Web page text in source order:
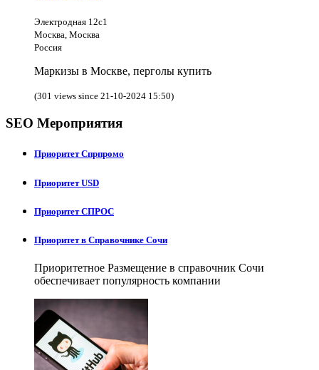
Электродная 12с1
Москва, Москва
Россия
Маркизы в Москве, перголы купить
(301 views since 21-10-2024 15:50)
SEO Мероприятия
Приоритет Спрпромо
Приоритет USD
Приоритет СПРОС
Приоритет в Справочнике Сочи
Приоритетное Размещение в справочник Сочи
обеспечивает популярность компании